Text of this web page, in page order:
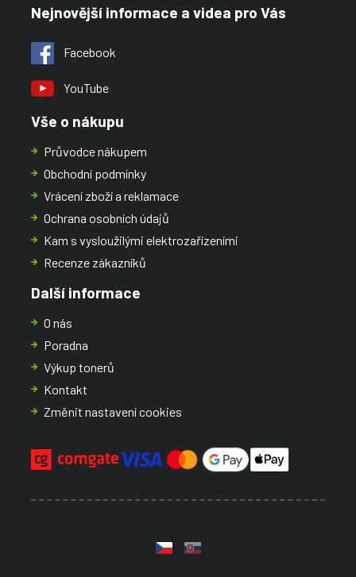
Nejnovější informace a videa pro Vás
Facebook
YouTube
Vše o nákupu
Průvodce nákupem
Obchodní podmínky
Vrácení zboží a reklamace
Ochrana osobních údajů
Kam s vysloužilými elektrozařízeními
Recenze zákazníků
Další informace
O nás
Poradna
Výkup tonerů
Kontakt
Změnit nastavení cookies